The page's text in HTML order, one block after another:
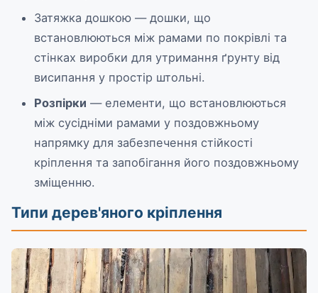
Затяжка дошкою — дошки, що
встановлюються між рамами по покрівлі та
стінках виробки для утримання ґрунту від
висипання у простір штольні.
Розпірки — елементи, що встановлюються
між сусідніми рамами у поздовжньому
напрямку для забезпечення стійкості
кріплення та запобігання його поздовжньому
зміщенню.
Типи дерев'яного кріплення